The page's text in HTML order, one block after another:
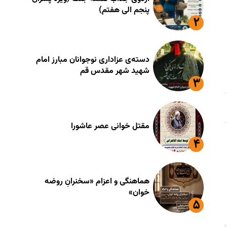
پنجم الی هفتم)
دسته‌ی عزاداری نوجوانان مبارز امام
شهید شهر مقدس قم
مقتل خوانی عصر عاشورا
هماهنگی و اعزام «سخنرانِ روضه
خوان»